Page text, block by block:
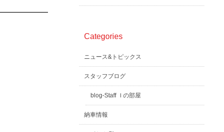
Categories
ニュース&トピックス
スタッフブログ
blog-Staff Ｉの部屋
納車情報